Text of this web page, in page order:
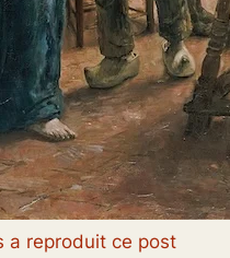
a reproduit ce post